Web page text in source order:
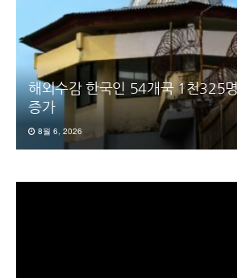
해외수감 한국인 54개국 1천325
증가
8월 6, 2026